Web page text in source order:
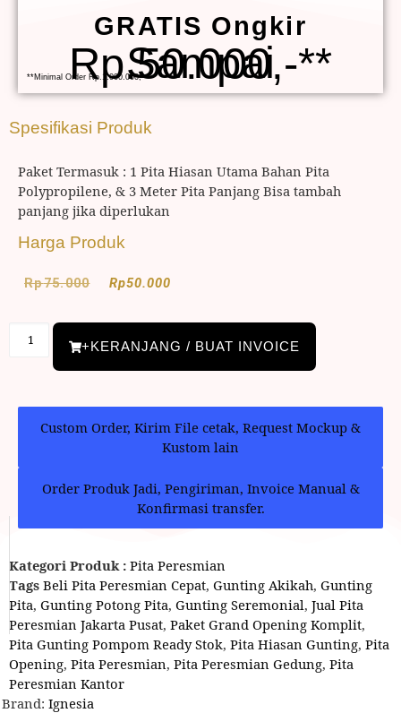
GRATIS Ongkir
Sampai Rp.50.000,-**
**Minimal Order Rp.1.000.000,-
Spesifikasi Produk
Paket Termasuk : 1 Pita Hiasan Utama Bahan Pita
Polypropilene, & 3 Meter Pita Panjang Bisa tambah
panjang jika diperlukan
Harga Produk
Rp75.000 Rp50.000
+KERANJANG / BUAT INVOICE
Custom Order, Kirim File cetak, Request Mockup &
Kustom lain
Order Produk Jadi, Pengiriman, Invoice Manual &
Konfirmasi transfer.
Kategori Produk : Pita Peresmian
Tags Beli Pita Peresmian Cepat, Gunting Akikah, Gunting
Pita, Gunting Potong Pita, Gunting Seremonial, Jual Pita
Peresmian Jakarta Pusat, Paket Grand Opening Komplit,
Pita Gunting Pompom Ready Stok, Pita Hiasan Gunting, Pita
Opening, Pita Peresmian, Pita Peresmian Gedung, Pita
Peresmian Kantor
Brand: Ignesia